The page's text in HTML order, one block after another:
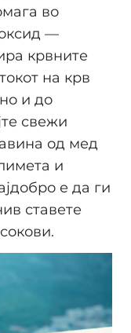
во
—
крвните
на крв
и до
свежи
од мед
и
е да ги
ставете